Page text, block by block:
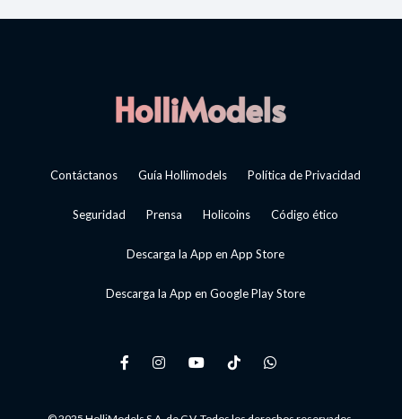
Contáctanos Guía Hollimodels Política de Privacidad
Seguridad Prensa Holicoins Código ético
Descarga la App en App Store
Descarga la App en Google Play Store